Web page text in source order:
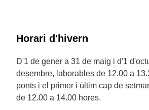
Horari d'hivern
D'1 de gener a 31 de maig i d'1
desembre, laborables de 12.00 a
ponts i el primer i últim cap de
de 12.00 a 14.00 hores.